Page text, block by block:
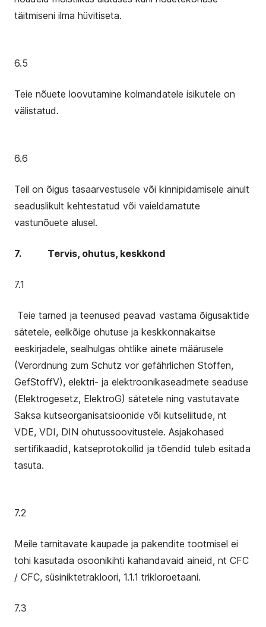
täitmiseni ilma hüvitiseta.
6.5
Teie nõuete loovutamine kolmandatele isikutele on
välistatud.
6.6
Teil on õigus tasaarvestusele või kinnipidamisele ainult
seaduslikult kehtestatud või vaieldamatute
vastunõuete alusel.
7. Tervis, ohutus, keskkond
7.1
Teie tarned ja teenused peavad vastama õigusaktide
sätetele, eelkõige ohutuse ja keskkonnakaitse
eeskirjadele, sealhulgas ohtlike ainete määrusele
(Verordnung zum Schutz vor gefährlichen Stoffen,
GefStoffV), elektri- ja elektroonikaseadmete seaduse
(Elektrogesetz, ElektroG) sätetele ning vastutavate
Saksa kutseorganisatsioonide või kutseliitude, nt
VDE, VDI, DIN ohutussoovitustele. Asjakohased
sertifikaadid, katseprotokollid ja tõendid tuleb esitada
tasuta.
7.2
Meile tarnitavate kaupade ja pakendite tootmisel ei
tohi kasutada osoonikihti kahandavaid aineid, nt CFC
/ CFC, süsiniktetrakloori, 1.1.1 trikloroetaani.
7.3